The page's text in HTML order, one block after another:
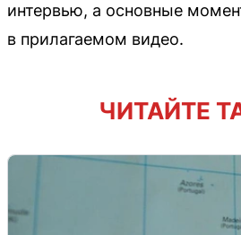
интервью, а основные
в прилагаемом видео.
ЧИТАЙТЕ